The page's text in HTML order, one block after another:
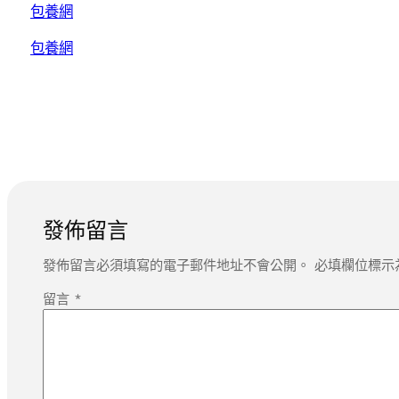
包養網
包養網
發佈留言
發佈留言必須填寫的電子郵件地址不會公開。 必填欄位標
留言 *